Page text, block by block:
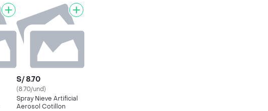
S/ 8.70
(8.70/und)
Spray Nieve Artificial
Aerosol Cotillon